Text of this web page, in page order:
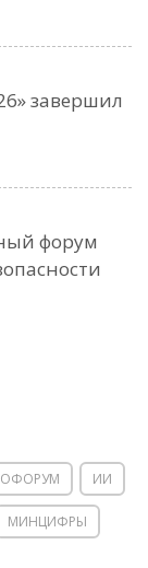
завершил
форум
ИИ
МИНЦИФРЫ